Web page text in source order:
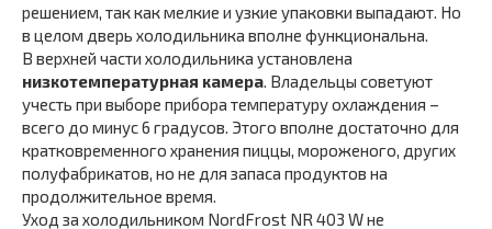
решением, так как мелкие и узкие упаковки выпадают. Но
в целом дверь холодильника вполне функциональна.
В верхней части холодильника установлена
низкотемпературная камера. Владельцы советуют
учесть при выборе прибора температуру охлаждения –
всего до минус 6 градусов. Этого вполне достаточно для
кратковременного хранения пиццы, мороженого, других
полуфабрикатов, но не для запаса продуктов на
продолжительное время.
Уход за холодильником NordFrost NR 403 W не